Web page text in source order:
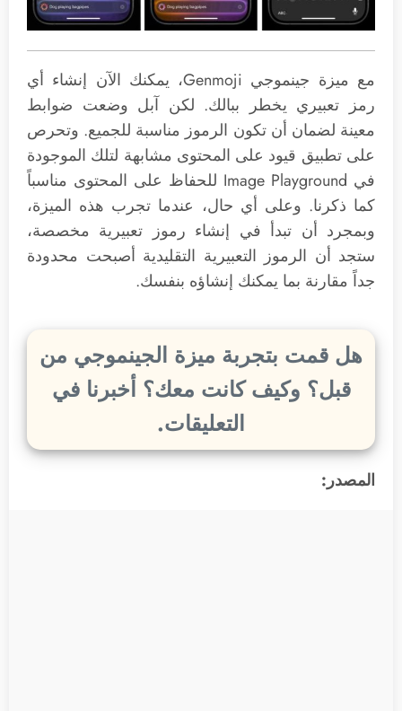
مع ميزة جينموجي Genmoji، يمكنك الآن إنشاء أي
رمز تعبيري يخطر ببالك. لكن آبل وضعت ضوابط
معينة لضمان أن تكون الرموز مناسبة للجميع. وتحرص
على تطبيق قيود على المحتوى مشابهة لتلك الموجودة
في Image Playground للحفاظ على المحتوى مناسباً
كما ذكرنا. وعلى أي حال، عندما تجرب هذه الميزة،
وبمجرد أن تبدأ في إنشاء رموز تعبيرية مخصصة،
ستجد أن الرموز التعبيرية التقليدية أصبحت محدودة
جداً مقارنة بما يمكنك إنشاؤه بنفسك.
هل قمت بتجربة ميزة الجينموجي من
قبل؟ وكيف كانت معك؟ أخبرنا في
التعليقات.
المصدر: